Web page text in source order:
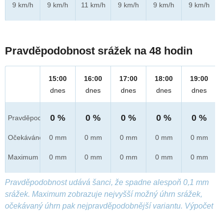
9 km/h
9 km/h
11 km/h
9 km/h
9 km/h
9 km/h
Pravděpodobnost srážek na 48 hodin
Pravděpod.
Očekáváno
Maximum
15:00
dnes
0 %
0 mm
0 mm
16:00
dnes
0 %
0 mm
0 mm
17:00
dnes
0 %
0 mm
0 mm
18:00
dnes
0 %
0 mm
0 mm
19:00
dnes
0 %
0 mm
0 mm
Pravděpodobnost udává šanci, že spadne alespoň 0,1 mm
srážek. Maximum zobrazuje nejvyšší možný úhrn srážek,
očekávaný úhrn pak nejpravděpodobnější variantu. Výpočet